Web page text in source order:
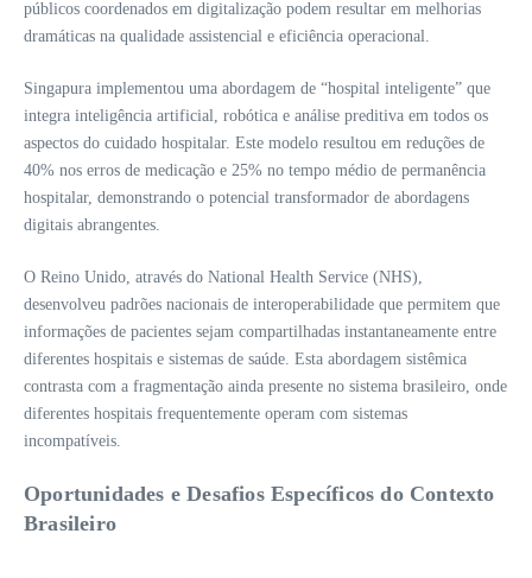
públicos coordenados em digitalização podem resultar em melhorias
dramáticas na qualidade assistencial e eficiência operacional.
Singapura implementou uma abordagem de “hospital inteligente” que
integra inteligência artificial, robótica e análise preditiva em todos os
aspectos do cuidado hospitalar. Este modelo resultou em reduções de
40% nos erros de medicação e 25% no tempo médio de permanência
hospitalar, demonstrando o potencial transformador de abordagens
digitais abrangentes.
O Reino Unido, através do National Health Service (NHS),
desenvolveu padrões nacionais de interoperabilidade que permitem que
informações de pacientes sejam compartilhadas instantaneamente entre
diferentes hospitais e sistemas de saúde. Esta abordagem sistêmica
contrasta com a fragmentação ainda presente no sistema brasileiro, onde
diferentes hospitais frequentemente operam com sistemas
incompatíveis.
Oportunidades e Desafios Específicos do Contexto
Brasileiro